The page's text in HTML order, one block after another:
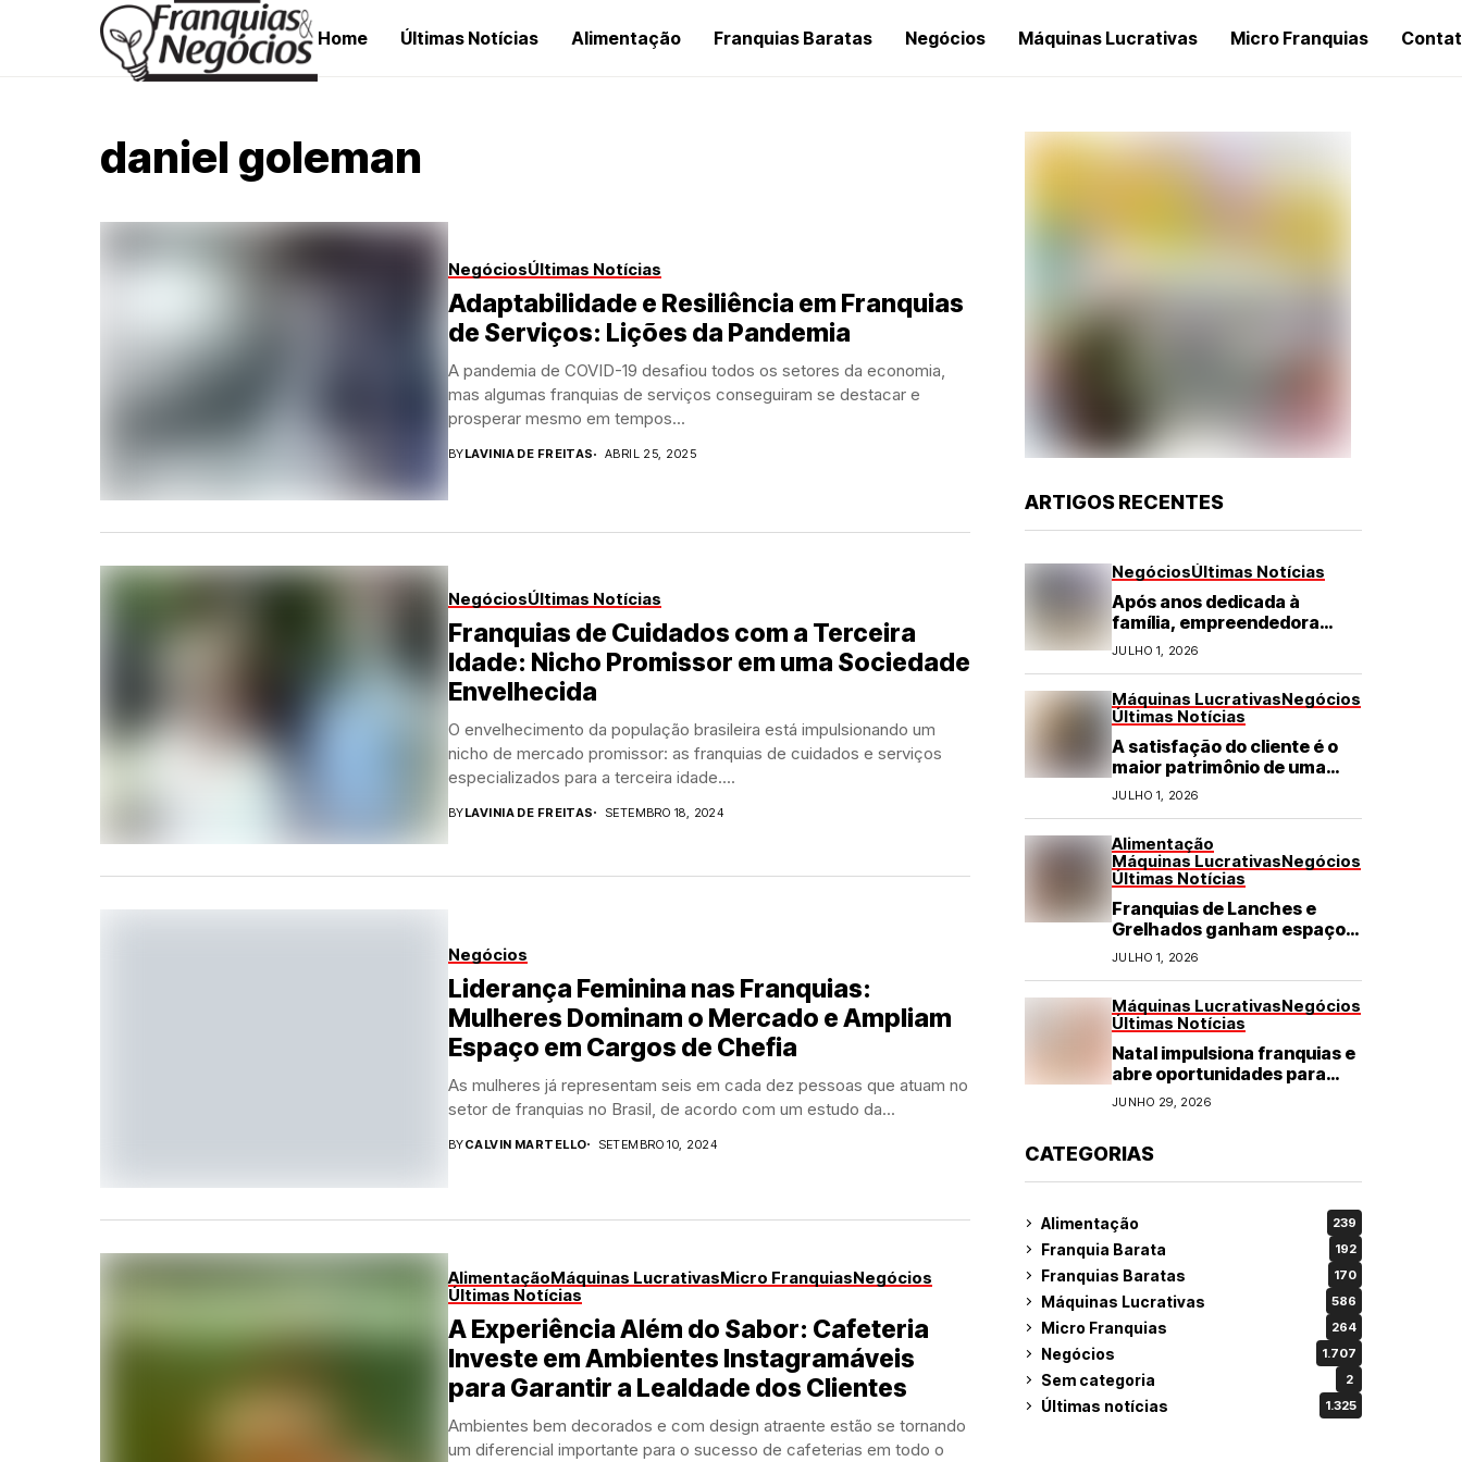
Home Últimas Notícias Alimentação Franquias Baratas Negócios Máquinas Lucrativas Micro Franquias
daniel goleman
NegóciosÚltimas Notícias
Adaptabilidade e Resiliência em Franquias
de Serviços: Lições da Pandemia
A pandemia de COVID-19 desafiou todos os setores da economia,
mas algumas franquias de serviços conseguiram se destacar e
prosperar mesmo em tempos...
BYLAVINIA DE FREITAS ABRIL 25, 2025
NegóciosÚltimas Notícias
Franquias de Cuidados com a Terceira
Idade: Nicho Promissor em uma Sociedade
Envelhecida
O envelhecimento da população brasileira está impulsionando um
nicho de mercado promissor: as franquias de cuidados e serviços
especializados para a terceira idade....
BYLAVINIA DE FREITAS SETEMBRO 18, 2024
Negócios
Liderança Feminina nas Franquias:
Mulheres Dominam o Mercado e Ampliam
Espaço em Cargos de Chefia
As mulheres já representam seis em cada dez pessoas que atuam no
setor de franquias no Brasil, de acordo com um estudo da...
BYCALVIN MARTELLO SETEMBRO 10, 2024
AlimentaçãoMáquinas LucrativasMicro FranquiasNegócios
Últimas Notícias
A Experiência Além do Sabor: Cafeteria
Investe em Ambientes Instagramáveis
para Garantir a Lealdade dos Clientes
Ambientes bem decorados e com design atraente estão se tornando
um diferencial importante para o sucesso de cafeterias em todo o
ARTIGOS RECENTES
NegóciosÚltimas Notícias
Após anos dedicada à
família, empreendedora
transforma franquia de
turismo em negócio de
JULHO 1, 2026
Máquinas LucrativasNegócios
Últimas Notícias
A satisfação do cliente é o
maior patrimônio de uma
franquia
JULHO 1, 2026
Alimentação
Máquinas LucrativasNegócios
Últimas Notícias
Franquias de Lanches e
Grelhados ganham espaço
com demanda por refeições
rápidas e de qualidade
JULHO 1, 2026
Máquinas LucrativasNegócios
Últimas Notícias
Natal impulsiona franquias e
abre oportunidades para
diversos segmentos do
JUNHO 29, 2026
CATEGORIAS
Alimentação 239
Franquia Barata 192
Franquias Baratas 170
Máquinas Lucrativas 586
Micro Franquias 264
Negócios 1.707
Sem categoria 2
Últimas notícias 1.325